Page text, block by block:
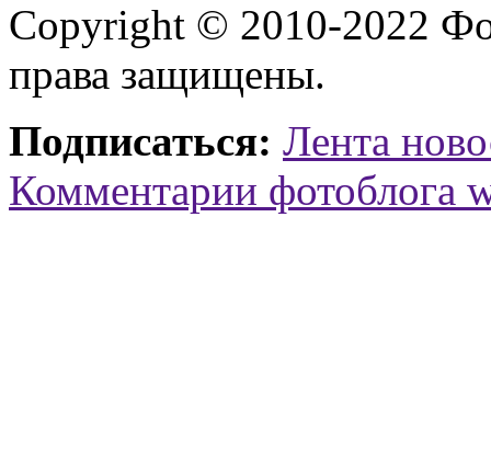
Copyright © 2010-2022
права защищены.
Подписаться: Лента
Комментарии фотоблога